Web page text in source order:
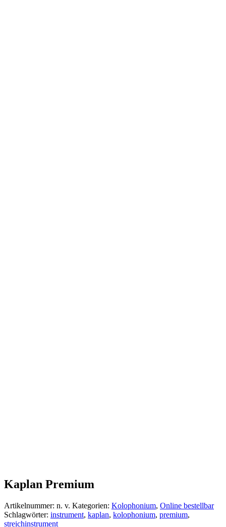
Kaplan Premium
Artikelnummer: n. v. Kategorien: Kolophonium, Online bestellbar
Schlagwörter: instrument, kaplan, kolophonium, premium,
streichinstrument